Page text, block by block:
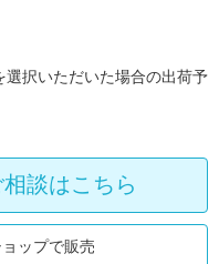
択いただいた場合の出荷予
談はこちら
ップで販売